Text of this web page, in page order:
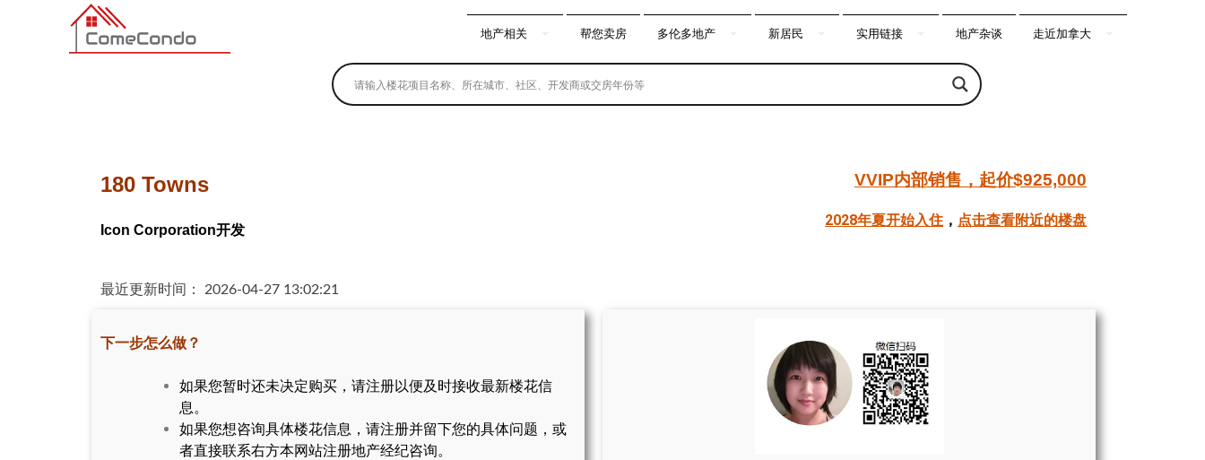
多伦多最新最全的楼花搜索引擎
地产相关 帮您卖房 多伦多地产 新居民 实用链接 地产杂谈 走近加拿大
180 Towns
Icon Corporation开发
VVIP内部销售，起价$925,000
2028年夏开始入住 ， 点击查看附近的楼盘
最近更新时间： 2026-04-27 13:02:21
下一步怎么做？
如果您暂时还未决定购买，请注册以便及时接收最新楼花信
息。
如果您想咨询具体楼花信息，请注册并留下您的具体问题，或
者直接联系右方本网站注册地产经纪咨询。